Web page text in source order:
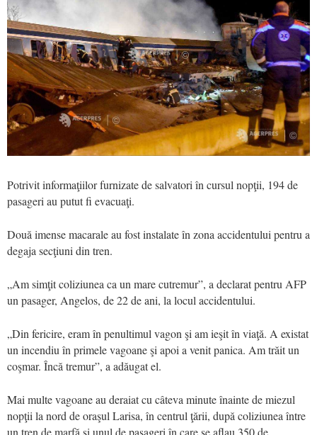
Potrivit informaţiilor furnizate de salvatori în cursul nopţii, 194 de
pasageri au putut fi evacuaţi.
Două imense macarale au fost instalate în zona accidentului pentru a
degaja secţiuni din tren.
„Am simţit coliziunea ca un mare cutremur”, a declarat pentru AFP
un pasager, Angelos, de 22 de ani, la locul accidentului.
„Din fericire, eram în penultimul vagon şi am ieşit în viaţă. A existat
un incendiu în primele vagoane şi apoi a venit panica. Am trăit un
coşmar. Încă tremur”, a adăugat el.
Mai multe vagoane au deraiat cu câteva minute înainte de miezul
nopţii la nord de oraşul Larisa, în centrul ţării, după coliziunea între
un tren de marfă şi unul de pasageri în care se aflau 350 de